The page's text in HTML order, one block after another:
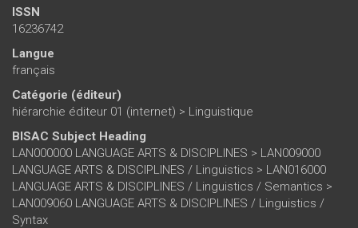
ISSN
16236742
Langue
français
Catégorie (éditeur)
hiérarchie éditeur 01 (internet) > Linguistique
BISAC Subject Heading
LAN000000 LANGUAGE ARTS & DISCIPLINES > LAN009000
LANGUAGE ARTS & DISCIPLINES / Linguistics > LAN016000
LANGUAGE ARTS & DISCIPLINES / Linguistics / Semantics >
LAN009060 LANGUAGE ARTS & DISCIPLINES / Linguistics /
Syntax